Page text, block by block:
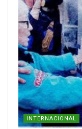
INTERNACIONAL